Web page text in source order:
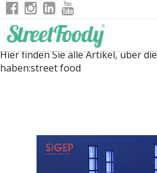
Hier finden Sie alle Artikel, über
haben:street food